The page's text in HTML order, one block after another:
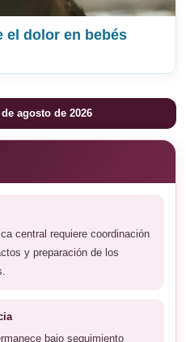
el dolor en bebés
agosto de 2026
central requiere coordinación
y preparación de los
bajo seguimiento